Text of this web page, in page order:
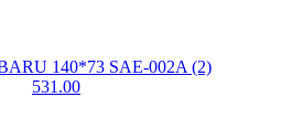
140*73 SAE-002A (2)
531.00